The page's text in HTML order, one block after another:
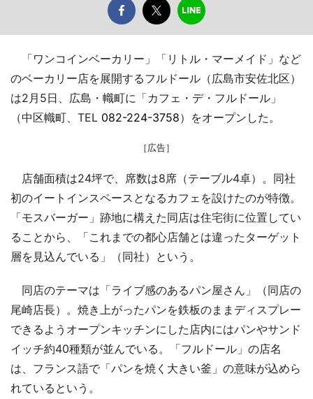
「ワンコインベーカリー」「リトル・マーメイド」など
のベーカリー店を展開するフルドール（広島市安佐北区）
は2月5日、広島・幟町に「カフェ・デ・フルドール」
（中区幟町、TEL 082-224-3758）をオープンした。
［広告］
店舗面積は24坪で、席数は8席（テーブル4卓）。同社
初のイートインスペースとなるカフェを設けたのが特徴。
「モスバーガー」跡地に構えた同店は住宅街に位置してい
ることから、「これまでの都心店舗とは違ったターゲット
層を見込んでいる」（同社）という。
同店のテーマは「ライブ感のあるパン屋さん」（同店の
尾崎店長）。焼き上がったパンを鉄板のままディスプレー
できるようオープンキッチンにした店内にはパンやサンド
イッチ約40種類が並んでいる。「フルドール」の店名
は、フランス語で「パンを焼く大きい釜」の意味が込めら
れているという。